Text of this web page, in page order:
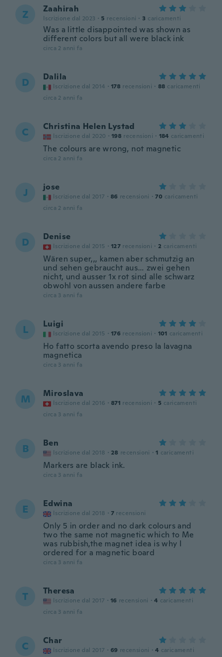
Z Zaahirah
Iscrizione dal 2023 · 5 recensioni · 3 caricamenti
Was a little disappointed was shown as
different colors but all were black ink
circa 2 anni fa
D Dalila
Iscrizione dal 2014 · 178 recensioni · 88 caricamenti
circa 2 anni fa
C Christina Helen Lystad
Iscrizione dal 2020 · 198 recensioni · 184 caricamenti
The colours are wrong, not magnetic
circa 2 anni fa
J jose
Iscrizione dal 2017 · 86 recensioni · 70 caricamenti
circa 2 anni fa
D Denise
Iscrizione dal 2015 · 127 recensioni · 2 caricamenti
Wären super,,, kamen aber schmutzig an
und sehen gebraucht aus… zwei gehen
nicht, und ausser 1x rot sind alle schwarz
obwohl von aussen andere farbe
circa 3 anni fa
L Luigi
Iscrizione dal 2015 · 176 recensioni · 101 caricamenti
Ho fatto scorta avendo preso la lavagna
magnetica
circa 3 anni fa
M Miroslava
Iscrizione dal 2016 · 871 recensioni · 5 caricamenti
circa 3 anni fa
B Ben
Iscrizione dal 2018 · 28 recensioni · 1 caricamenti
Markers are black ink.
circa 3 anni fa
E Edwina
Iscrizione dal 2018 · 7 recensioni
Only 5 in order and no dark colours and
two the same not magnetic which to Me
was rubbish,the magnet idea is why I
ordered for a magnetic board
circa 3 anni fa
T Theresa
Iscrizione dal 2017 · 16 recensioni · 4 caricamenti
circa 3 anni fa
C Char
Iscrizione dal 2017 · 69 recensioni · 4 caricamenti